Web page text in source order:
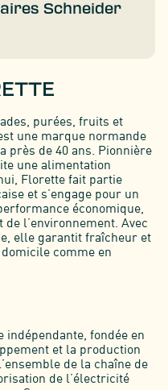
Schneider
purées, fruits et
une marque normande
près de 40 ans. Pionnière
une alimentation
Florette fait partie
et s’engage pour un
économique,
l’environnement. Avec
elle garantit fraîcheur et
comme en
indépendante, fondée en
et la production
de la chaîne de
de l’électricité